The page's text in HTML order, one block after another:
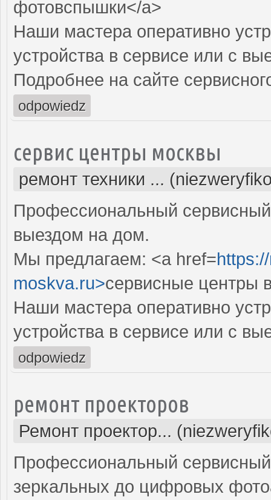
фотовспышки</a>
Наши мастера оперативно
устройства в сервисе или с
Подробнее на сайте
odpowiedz
сервис центры москвы
ремонт техники ...
Профессиональный
выездом на дом.
Мы предлагаем: <a href=
moskva.ru>сервисные центры
Наши мастера оперативно
устройства в сервисе или с
odpowiedz
ремонт проекторов
Ремонт проектор...
Профессиональный
зеркальных до цифровых